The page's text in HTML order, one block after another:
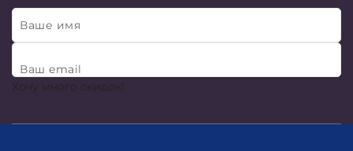
Ваше имя
Ваш email
Хочу много скидок!